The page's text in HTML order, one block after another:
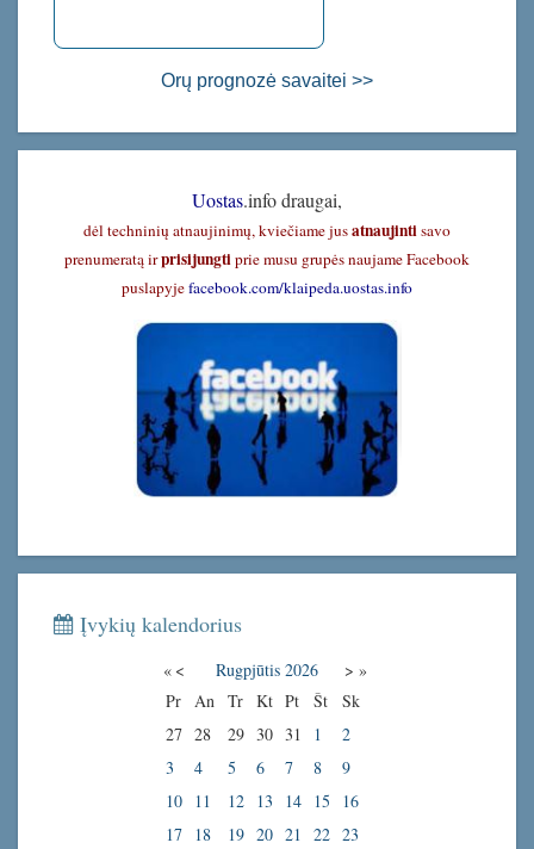
Orų prognozė savaitei >>
Uostas.info draugai,
dėl techninių atnaujinimų, kviečiame jusatnaujintisavo
prenumeratą irprisijungtiprie musu grupės naujame Facebook
puslapyjefacebook.com/klaipeda.uostas.info
Įvykių kalendorius
« < Rugpjūtis 2026 > »
Pr
An Tr Kt Pt Št
Sk
27 28 29 30 31 1
2
3
4 5 6 7 8
9
10
11 12 13 14 15
16
17
18 19 20 21 22 23